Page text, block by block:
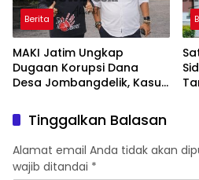
Berita
MAKI Jatim Ungkap
Dugaan Korupsi Dana
Desa Jombangdelik, Kasus
Pengadaan Mebelair
Segera Dilaporkan ke
Kejati Jatim
Tinggalkan Balasan
Alamat email Anda tidak akan
wajib ditandai *